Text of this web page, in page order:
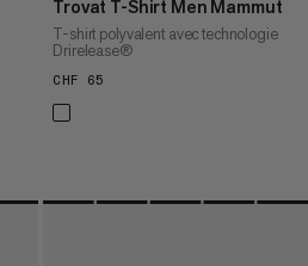
Trovat T-Shirt Men Mammut
T-shirt polyvalent avec technologie
Drirelease®
CHF 65